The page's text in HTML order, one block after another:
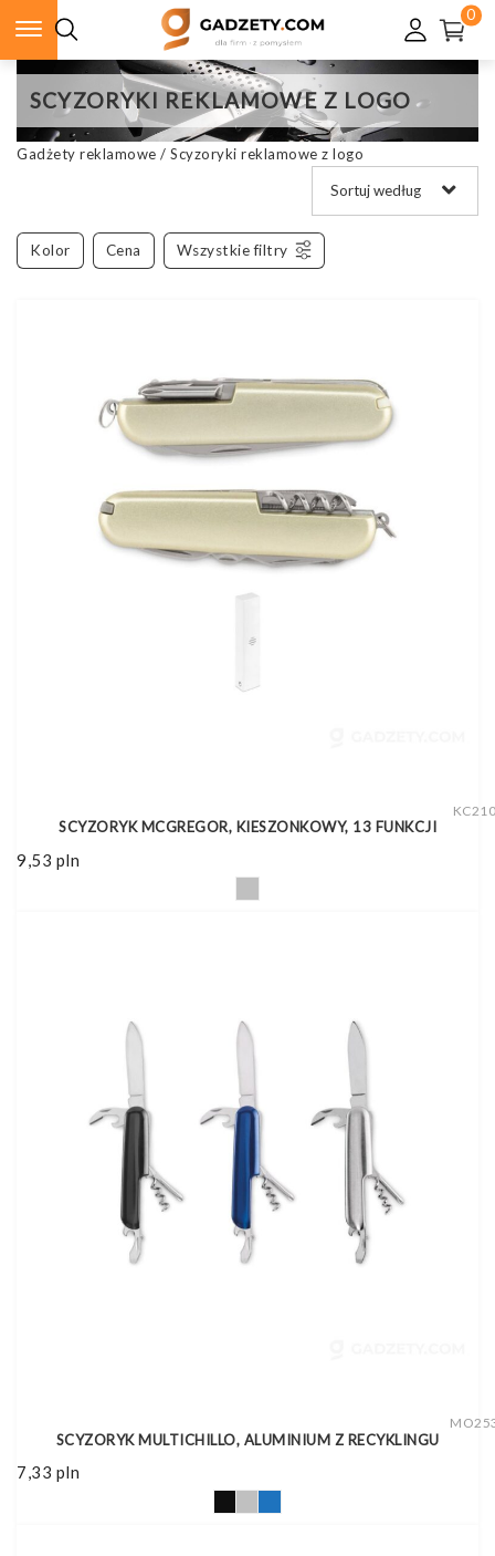
0
SCYZORYKI REKLAMOWE Z LOGO
Gadżety reklamowe / Scyzoryki reklamowe z logo
Kolor Cena Wszystkie filtry
SCYZORYK MCGREGOR, KIESZONKOWY, 13 FUNKCJI
9,53 pln
SCYZORYK MULTICHILLO, ALUMINIUM Z RECYKLINGU
7,33 pln